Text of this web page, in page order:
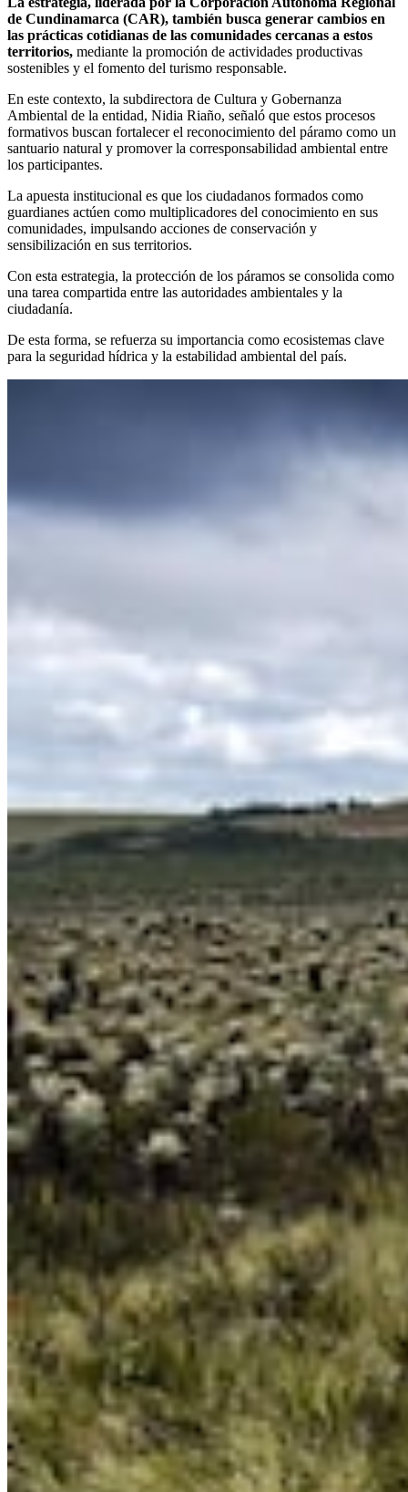
de Cundinamarca (CAR), también busca generar cambios en
las prácticas cotidianas de las comunidades cercanas a estos
territorios, mediante la promoción de actividades productivas
sostenibles y el fomento del turismo responsable.
En este contexto, la subdirectora de Cultura y Gobernanza
Ambiental de la entidad, Nidia Riaño, señaló que estos procesos
formativos buscan fortalecer el reconocimiento del páramo como un
santuario natural y promover la corresponsabilidad ambiental entre
los participantes.
La apuesta institucional es que los ciudadanos formados como
guardianes actúen como multiplicadores del conocimiento en sus
comunidades, impulsando acciones de conservación y
sensibilización en sus territorios.
Con esta estrategia, la protección de los páramos se consolida como
una tarea compartida entre las autoridades ambientales y la
ciudadanía.
De esta forma, se refuerza su importancia como ecosistemas clave
para la seguridad hídrica y la estabilidad ambiental del país.